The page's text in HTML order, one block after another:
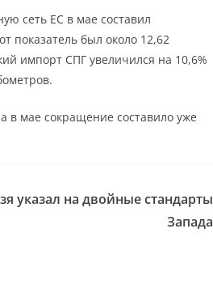
сеть ЕС в мае составил
показатель был около 12,62
импорт СПГ увеличился на 10,6%
в мае сокращение составило уже
указал на двойные стандарты
Запада